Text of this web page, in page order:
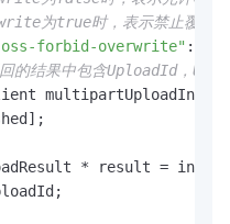
true时，表示禁止覆盖同
oss-forbid-overwrite" :
果中包含UploadId，
* result =